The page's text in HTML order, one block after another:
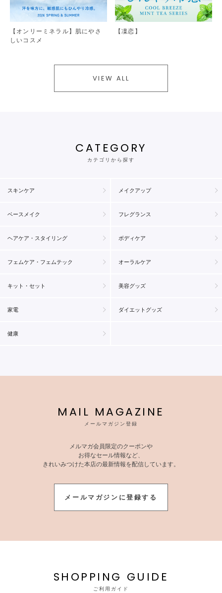
【オンリーミネラル】肌にやさ
しいコスメ
【凜恋】
VIEW ALL
CATEGORY
カテゴリから探す
スキンケア メイクアップ
ベースメイク フレグランス
ヘアケア・スタイリング ボディケア
フェムケア・フェムテック オーラルケア
キット・セット 美容グッズ
家電 ダイエットグッズ
健康
MAIL MAGAZINE
メールマガジン登録
メルマガ会員限定のクーポンや
お得なセール情報など、
きれいみつけた本店の最新情報を配信しています。
メールマガジンに登録する
SHOPPING GUIDE
ご利用ガイド